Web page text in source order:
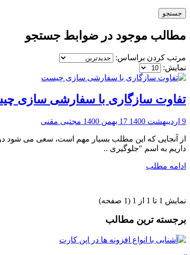
مطالب موجود در ضوابط جستجو
مرتب کردن براساس:
نمایش:
تفاوت سازگاری با سفارشی سازی
9 اردیبهشت 1400 17 بهمن 1400 مجتبی مقنی
از آنجایی که این مطلب بسیار مهم است، سعی می شود
داریم به اسم "جلوگیری ..
ادامه مطلب
نمایش 1 تا 1 از 1 (1 صفحه)
برجسته ترین مطالب